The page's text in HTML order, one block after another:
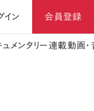
イン 会員登録
ュメンタリー 連載動画